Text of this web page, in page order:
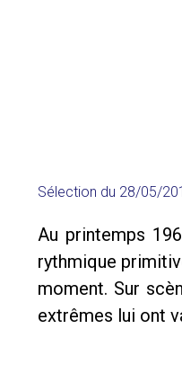
Sélection du 28/05/
Au printemps
rythmique
moment. Sur
extrêmes lui ont